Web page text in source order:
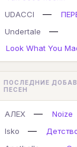
UDACCI
—
Undertale
—
Look What You
ПОСЛЕДНИЕ
ПЕСЕН
АЛЕХ —
Noize
Isko
—